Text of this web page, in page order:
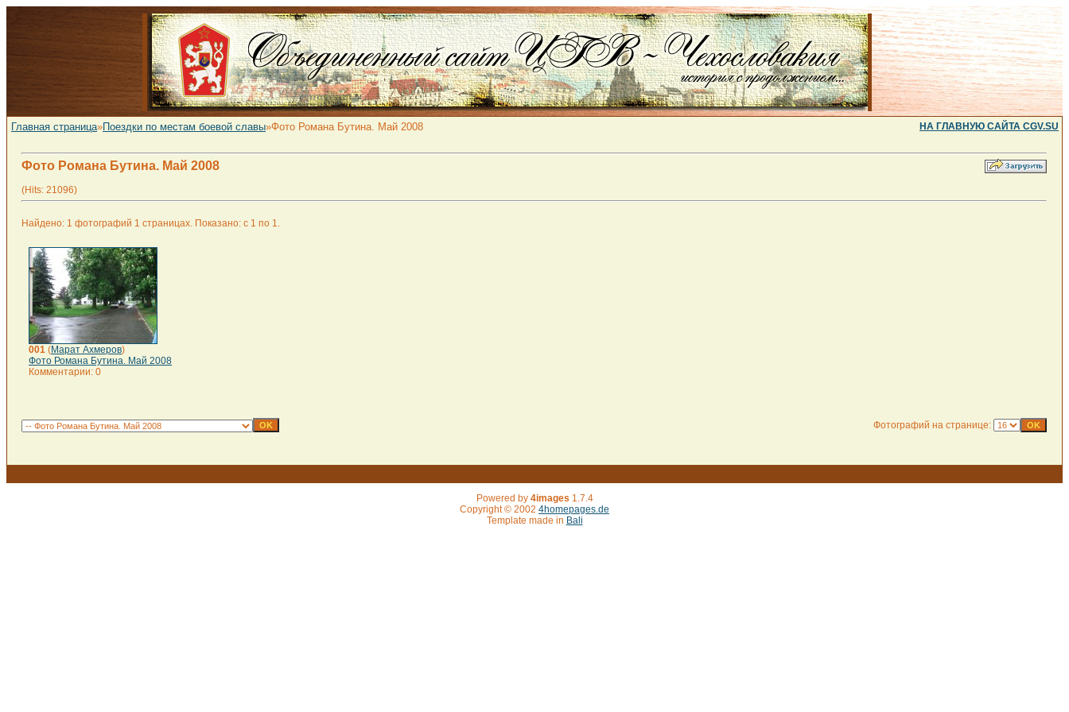
Главная страница»Поездки по местам боевой славы»Фото Романа Бутина. Май 2008 НА ГЛАВНУЮ САЙТА CGV.SU
Фото Романа Бутина. Май 2008
(Hits: 21096)
Найдено: 1 фотографий 1 страницах. Показано: с 1 по 1.
001 (Марат Ахмеров)
Фото Романа Бутина. Май 2008
Комментарии: 0
Фотографий на странице:
Powered by 4images 1.7.4
Copyright © 2002 4homepages.de
Template made in Bali